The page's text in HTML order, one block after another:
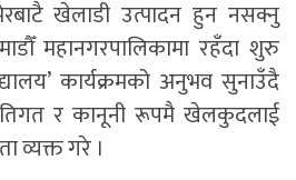
खेलाडी उत्पादन हुन नसक्नु
महानगरपालिकामा रहँदा शुरु
कार्यक्रमको अनुभव सुनाउँदै
र कानूनी रूपमै खेलकुदलाई
व्यक्त गरे ।